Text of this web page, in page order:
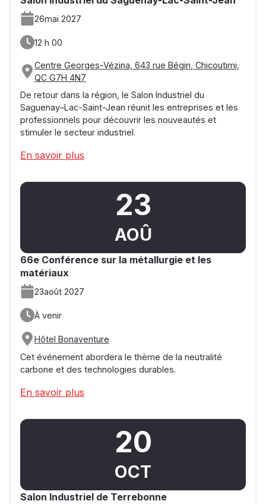
26mai 2027
12 h 00
Centre Georges-Vézina, 643 rue Bégin, Chicoutimi,
QC G7H 4N7
De retour dans la région, le Salon Industriel du
Saguenay–Lac-Saint-Jean réunit les entreprises et les
professionnels pour découvrir les nouveautés et
stimuler le secteur industriel.
En savoir plus
23
AOÛ
66e Conférence sur la métallurgie et les
matériaux
23août 2027
À venir
Hôtel Bonaventure
Cet événement abordera le thème de la neutralité
carbone et des technologies durables.
En savoir plus
20
OCT
Salon Industriel de Terrebonne